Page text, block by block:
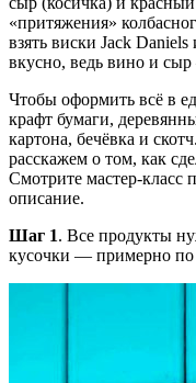
«притяжения»
взять виски Jack
вкусно, ведь вино и
Чтобы оформить всё в
крафт бумаги,
картона, бечёвка и
расскажем о том, как
Смотрите мастер-класс
описание.
Шаг 1. Все продукты
кусочки — примерно по